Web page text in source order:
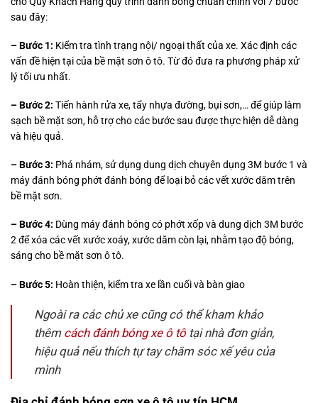
sau đây:
– Bước 1: Kiểm tra tình trạng nội/ ngoại thất của xe. Xác định các
vấn đề hiện tại của bề mặt sơn ô tô. Từ đó đưa ra phương pháp xử
lý tối ưu nhất.
– Bước 2: Tiến hành rửa xe, tẩy nhựa đường, bụi sơn,… để giúp làm
sạch bề mặt sơn, hỗ trợ cho các bước sau được thực hiện dễ dàng
và hiệu quả.
– Bước 3: Phá nhám, sử dụng dung dịch chuyên dụng 3M bước 1 và
máy đánh bóng phớt đánh bóng để loại bỏ các vết xước dăm trên
bề mặt sơn.
– Bước 4: Dùng máy đánh bóng có phớt xốp và dung dịch 3M bước
2 để xóa các vết xước xoáy, xước dăm còn lại, nhằm tạo độ bóng,
sáng cho bề mặt sơn ô tô.
– Bước 5: Hoàn thiện, kiểm tra xe lần cuối và bàn giao
Ngoài ra các chủ xe cũng có thể kham khảo
thêm cách đánh bóng xe ô tôtại nhà đơn giản,
hiệu quả nếu thích tự tay chăm sóc xế yêu của
mình